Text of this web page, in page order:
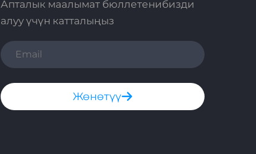
Апталык маалымат бюллетенибизди
алуу үчүн катталыңыз
Жөнөтүү